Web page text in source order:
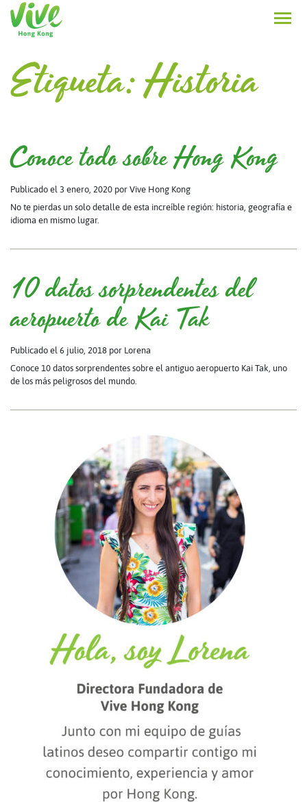
Etiqueta:Historia
Conoce todo sobre Hong Kong
Publicado el 3 enero, 2020 por Vive Hong Kong
No te pierdas un solo detalle de esta increíble región: historia, geografía e
idioma en mismo lugar.
10 datos sorprendentes del
aeropuerto de Kai Tak
Publicado el 6 julio, 2018 por Lorena
Conoce 10 datos sorprendentes sobre el antiguo aeropuerto Kai Tak, uno
de los más peligrosos del mundo.